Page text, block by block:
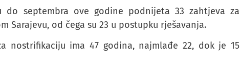
septembra ove godine podnijeta 33 zahtjeva za
Sarajevu, od čega su 23 u postupku rješavanja.
nostrifikaciju ima 47 godina, najmlađe 22, dok je 15